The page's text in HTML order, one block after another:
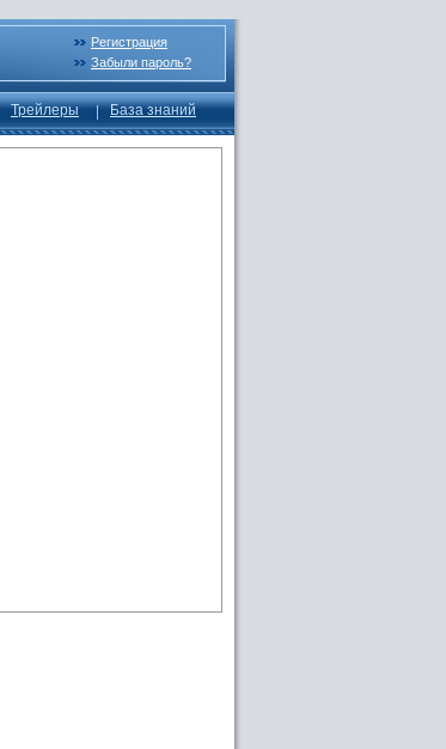
Регистрация
Забыли пароль?
Трейлеры База знаний